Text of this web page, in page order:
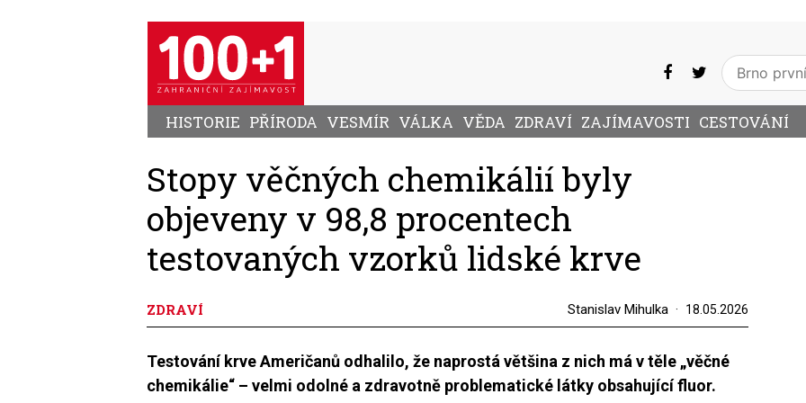
HISTORIE PŘÍRODA VESMÍR VÁLKA VĚDA ZDRAVÍ ZAJÍMAVOSTI CESTOVÁNÍ
Stopy věčných chemikálií byly
objeveny v 98,8 procentech
testovaných vzorků lidské krve
ZDRAVÍ Stanislav Mihulka 18.05.2026
Testování krve Američanů odhalilo, že naprostá většina z nich má v těle „věčné
chemikálie“ – velmi odolné a zdravotně problematické látky obsahující fluor.